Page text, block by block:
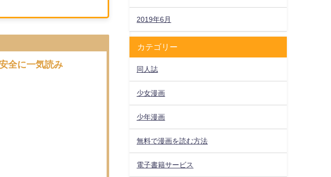
全に一気読み
2019年6月
カテゴリー
同人誌
少女漫画
少年漫画
無料で漫画を読む方法
電子書籍サービス